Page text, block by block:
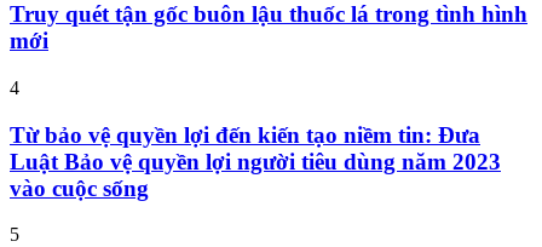
Truy quét tận gốc buôn lậu thuốc lá trong tình hình
mới
4
Từ bảo vệ quyền lợi đến kiến tạo niềm tin: Đưa
Luật Bảo vệ quyền lợi người tiêu dùng năm 2023
vào cuộc sống
5